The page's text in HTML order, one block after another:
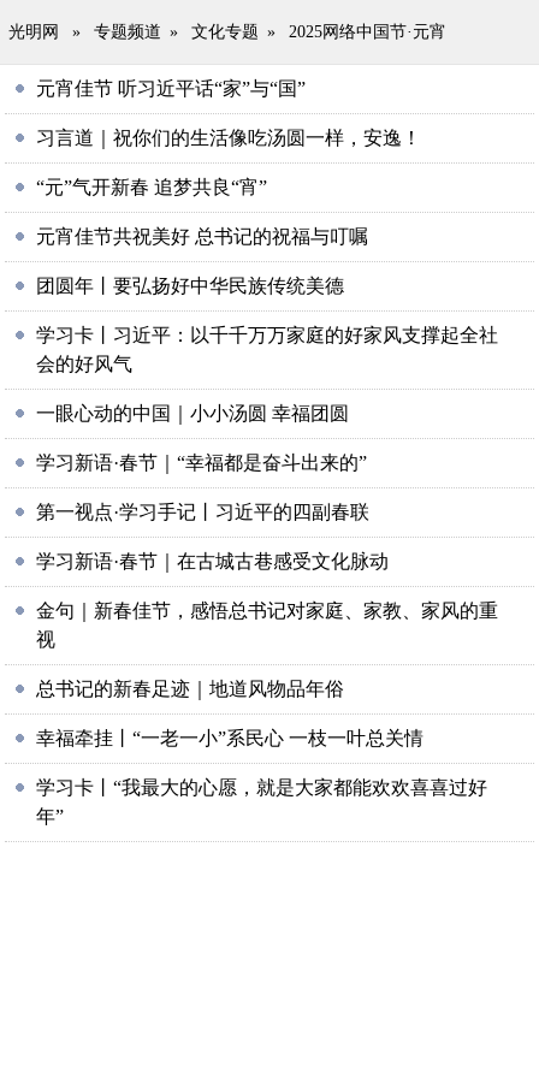
光明网 » 专题频道 » 文化专题 » 2025网络中国节·元宵
元宵佳节 听习近平话“家”与“国”
习言道｜祝你们的生活像吃汤圆一样，安逸！
“元”气开新春 追梦共良“宵”
元宵佳节共祝美好 总书记的祝福与叮嘱
团圆年丨要弘扬好中华民族传统美德
学习卡丨习近平：以千千万万家庭的好家风支撑起全社
会的好风气
一眼心动的中国｜小小汤圆 幸福团圆
学习新语·春节｜“幸福都是奋斗出来的”
第一视点·学习手记丨习近平的四副春联
学习新语·春节｜在古城古巷感受文化脉动
金句｜新春佳节，感悟总书记对家庭、家教、家风的重
视
总书记的新春足迹｜地道风物品年俗
幸福牵挂丨“一老一小”系民心 一枝一叶总关情
学习卡丨“我最大的心愿，就是大家都能欢欢喜喜过好
年”